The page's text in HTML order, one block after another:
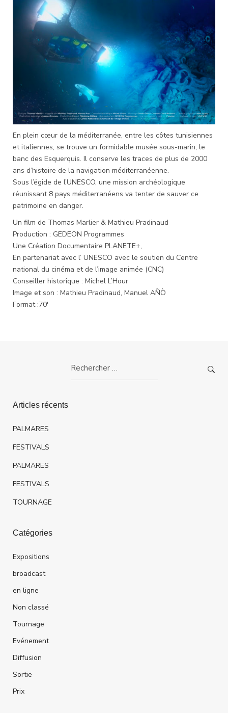
En plein cœur de la méditerranée, entre les côtes tunisiennes
et italiennes, se trouve un formidable musée sous-marin, le
banc des Esquerquis. Il conserve les traces de plus de 2000
ans d’histoire de la navigation méditerranéenne.
Sous l’égide de l’UNESCO, une mission archéologique
réunissant 8 pays méditerranéens va tenter de sauver ce
patrimoine en danger.
Un film de Thomas Marlier & Mathieu Pradinaud
Production : GEDEON Programmes
Une Création Documentaire PLANETE+,
En partenariat avec l’ UNESCO avec le soutien du Centre
national du cinéma et de l’image animée (CNC)
Conseiller historique : Michel L’Hour
Image et son : Mathieu Pradinaud, Manuel AÑÒ
Format :70′
Articles récents
PALMARES
FESTIVALS
PALMARES
FESTIVALS
TOURNAGE
Catégories
Expositions
broadcast
en ligne
Non classé
Tournage
Evénement
Diffusion
Sortie
Prix